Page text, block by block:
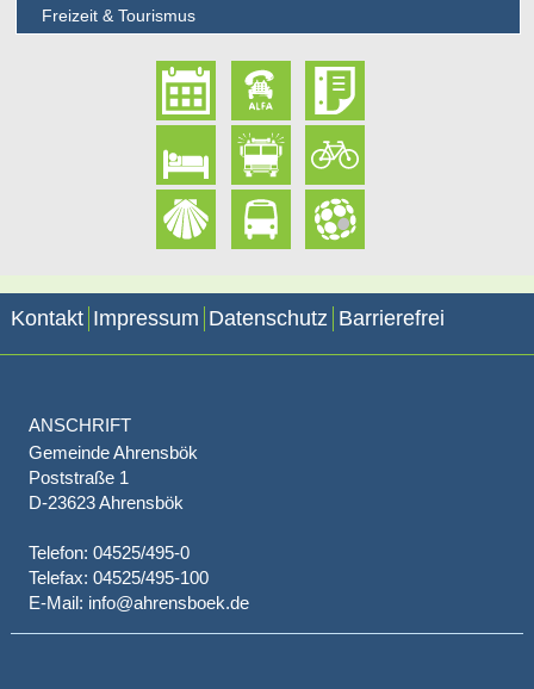
Freizeit & Tourismus
Kontakt Impressum Datenschutz Barrierefrei
ANSCHRIFT
Gemeinde Ahrensbök
Poststraße 1
D-23623 Ahrensbök
Telefon: 04525/495-0
Telefax: 04525/495-100
E-Mail: info@ahrensboek.de